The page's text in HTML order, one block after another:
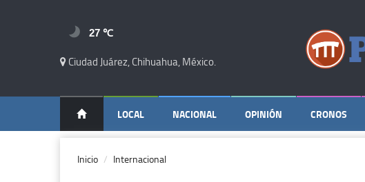
27 ℃
Ciudad Juárez, Chihuahua, México.
LOCAL NACIONAL OPINIÓN CRONOS
Inicio Internacional